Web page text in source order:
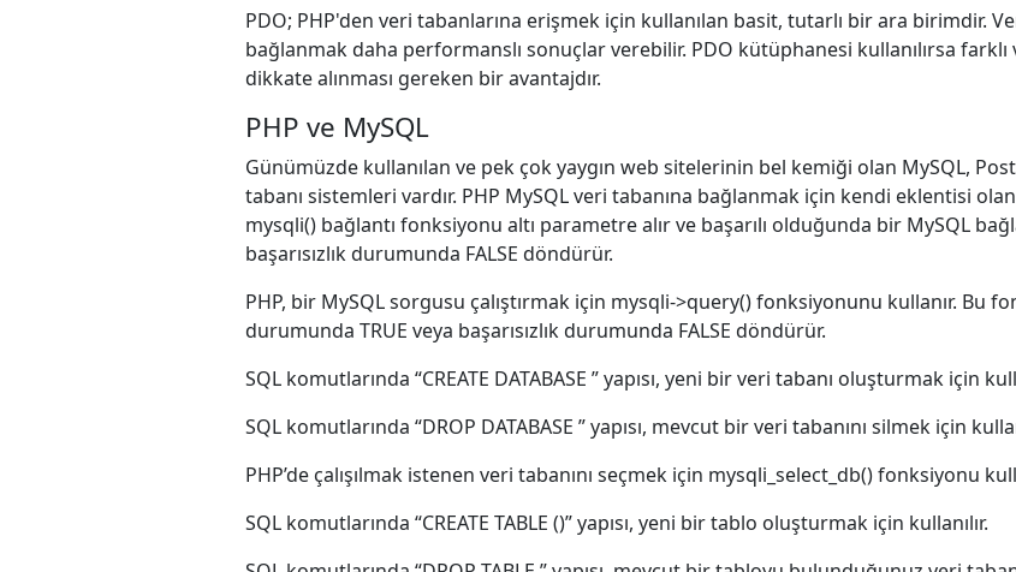
PDO; PHP'den veri tabanlarına erişmek için kullanılan basit, tutarlı bir ara birimdir.
bağlanmak daha performanslı sonuçlar verebilir. PDO kütüphanesi kullanılırsa farklı
dikkate alınması gereken bir avantajdır.
PHP ve MySQL
Günümüzde kullanılan ve pek çok yaygın web sitelerinin bel kemiği olan MySQL,
tabanı sistemleri vardır. PHP MySQL veri tabanına bağlanmak için kendi eklentisi
mysqli() bağlantı fonksiyonu altı parametre alır ve başarılı olduğunda bir MySQL
başarısızlık durumunda FALSE döndürür.
PHP, bir MySQL sorgusu çalıştırmak için mysqli->query() fonksiyonunu kullanır. Bu
durumunda TRUE veya başarısızlık durumunda FALSE döndürür.
SQL komutlarında “CREATE DATABASE ” yapısı, yeni bir veri tabanı oluşturmak için
SQL komutlarında “DROP DATABASE ” yapısı, mevcut bir veri tabanını silmek için
PHP’de çalışılmak istenen veri tabanını seçmek için mysqli_select_db() fonksiyonu
SQL komutlarında “CREATE TABLE ()” yapısı, yeni bir tablo oluşturmak için kullanılır.